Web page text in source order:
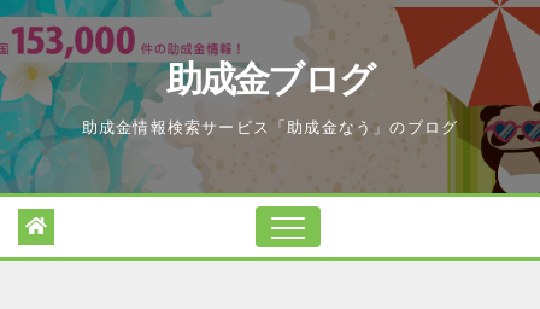
Skip
to
content
助成金ブログ
助成金情報検索サービス「助成金なう」のブログ